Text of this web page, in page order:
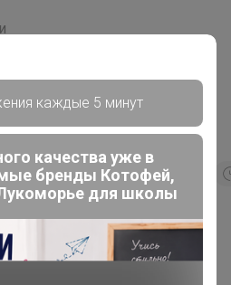
Огородная
912.6K 83.9K
каждые 5 минут
качества уже в
бренды Котофей,
для школы